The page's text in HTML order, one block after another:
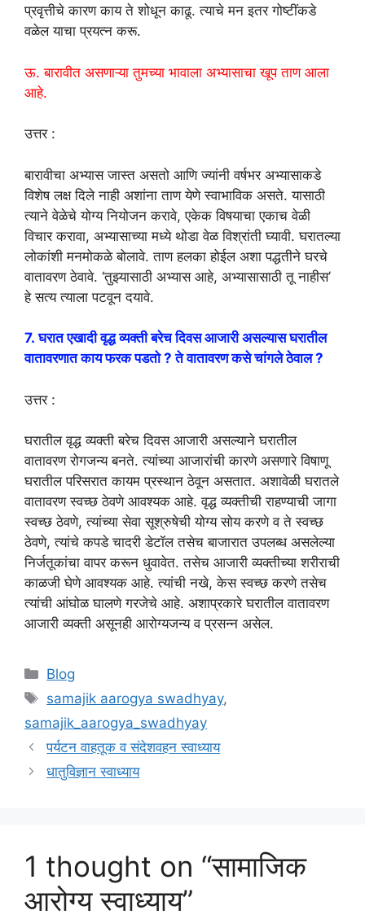
प्रवृत्तीचे कारण काय ते शोधून काढू. त्याचे मन इतर गोष्टींकडे
वळेल याचा प्रयत्न करू.
ऊ. बारावीत असणाऱ्या तुमच्या भावाला अभ्यासाचा खूप ताण आला
आहे.
उत्तर :
बारावीचा अभ्यास जास्त असतो आणि ज्यांनी वर्षभर अभ्यासाकडे
विशेष लक्ष दिले नाही अशांना ताण येणे स्वाभाविक असते. यासाठी
त्याने वेळेचे योग्य नियोजन करावे, एकेक विषयाचा एकाच वेळी
विचार करावा, अभ्यासाच्या मध्ये थोडा वेळ विश्रांती घ्यावी. घरातल्या
लोकांशी मनमोकळे बोलावे. ताण हलका होईल अशा पद्धतीने घरचे
वातावरण ठेवावे. ‘तुझ्यासाठी अभ्यास आहे, अभ्यासासाठी तू नाहीस’
हे सत्य त्याला पटवून दयावे.
7. घरात एखादी वृद्ध व्यक्ती बरेच दिवस आजारी असल्यास घरातील
वातावरणात काय फरक पडतो ? ते वातावरण कसे चांगले ठेवाल ?
उत्तर :
घरातील वृद्ध व्यक्ती बरेच दिवस आजारी असल्याने घरातील
वातावरण रोगजन्य बनते. त्यांच्या आजारांची कारणे असणारे विषाणू
घरातील परिसरात कायम प्रस्थान ठेवून असतात. अशावेळी घरातले
वातावरण स्वच्छ ठेवणे आवश्यक आहे. वृद्ध व्यक्तीची राहण्याची जागा
स्वच्छ ठेवणे, त्यांच्या सेवा सूश्रुषेची योग्य सोय करणे व ते स्वच्छ
ठेवणे, त्यांचे कपडे चादरी डेटॉल तसेच बाजारात उपलब्ध असलेल्या
निर्जतूकांचा वापर करून धुवावेत. तसेच आजारी व्यक्तीच्या शरीराची
काळजी घेणे आवश्यक आहे. त्यांची नखे, केस स्वच्छ करणे तसेच
त्यांची आंघोळ घालणे गरजेचे आहे. अशाप्रकारे घरातील वातावरण
आजारी व्यक्ती असूनही आरोग्यजन्य व प्रसन्न असेल.
Categories
Blog
Tags
samajik aarogya swadhyay,
samajik_aarogya_swadhyay
पर्यटन वाहतूक व संदेशवहन स्वाध्याय
धातुविज्ञान स्वाध्याय
1 thought on “सामाजिक
आरोग्य स्वाध्याय”